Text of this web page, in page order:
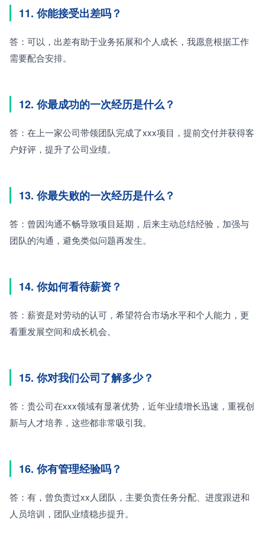
11. 你能接受出差吗？
答：可以，出差有助于业务拓展和个人成长，我愿意根据工作
需要配合安排。
12. 你最成功的一次经历是什么？
答：在上一家公司带领团队完成了xxx项目，提前交付并获得客
户好评，提升了公司业绩。
13. 你最失败的一次经历是什么？
答：曾因沟通不畅导致项目延期，后来主动总结经验，加强与
团队的沟通，避免类似问题再发生。
14. 你如何看待薪资？
答：薪资是对劳动的认可，希望符合市场水平和个人能力，更
看重发展空间和成长机会。
15. 你对我们公司了解多少？
答：贵公司在xxx领域有显著优势，近年业绩增长迅速，重视创
新与人才培养，这些都非常吸引我。
16. 你有管理经验吗？
答：有，曾负责过xx人团队，主要负责任务分配、进度跟进和
人员培训，团队业绩稳步提升。